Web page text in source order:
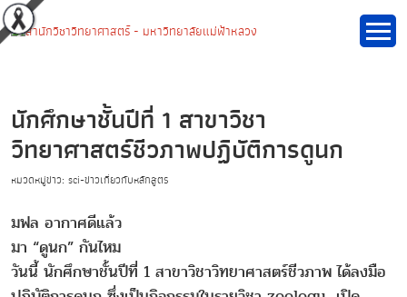
นักศึกษาชั้นปีที่ 1 สาขาวิชา
วิทยาศาสตร์ชีวภาพปฏิบัติการดูนก
หมวดหมู่ข่าว: sci-ข่าวเกี่ยวกับหลักสูตร
มฟล อากาศดีแล้ว
มา “ดูนก” กันไหม
วันนี้ นักศึกษาชั้นปีที่ 1 สาขาวิชาวิทยาศาสตร์ชีวภาพ ได้ลงมือ